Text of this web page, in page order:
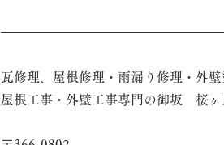
瓦修理、屋根修理・雨漏り修理・外
屋根工事・外壁工事専門の御坂　桜